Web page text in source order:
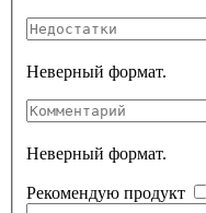
Неверный формат.
Неверный формат.
Рекомендую продукт